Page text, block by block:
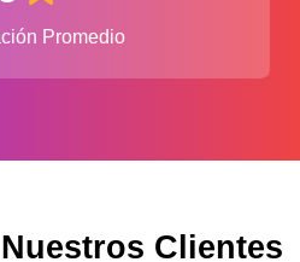
Promedio
Clientes